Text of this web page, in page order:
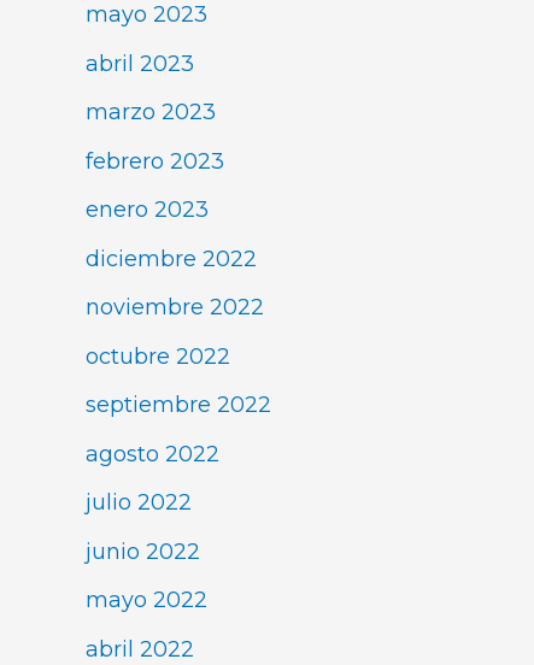
mayo 2023
abril 2023
marzo 2023
febrero 2023
enero 2023
diciembre 2022
noviembre 2022
octubre 2022
septiembre 2022
agosto 2022
julio 2022
junio 2022
mayo 2022
abril 2022